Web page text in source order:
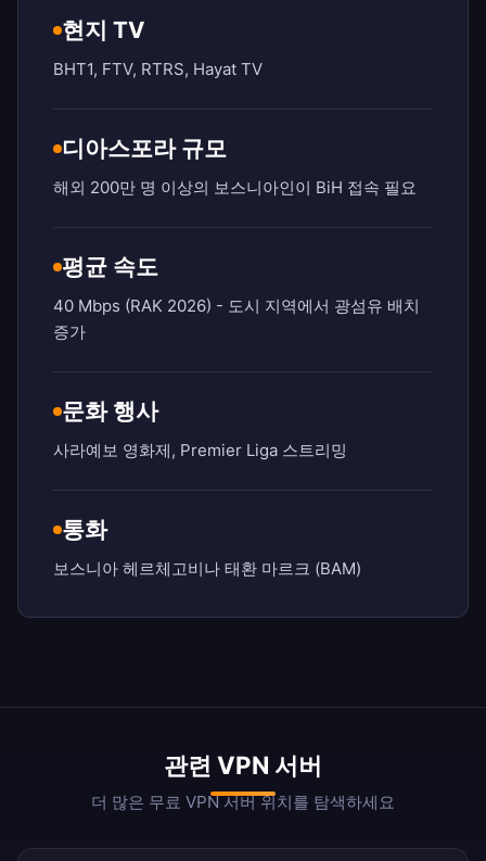
현지 TV
BHT1, FTV, RTRS, Hayat TV
디아스포라 규모
해외 200만 명 이상의 보스니아인이 BiH 접속 필요
평균 속도
40 Mbps (RAK 2026) - 도시 지역에서 광섬유 배치
증가
문화 행사
사라예보 영화제, Premier Liga 스트리밍
통화
보스니아 헤르체고비나 태환 마르크 (BAM)
관련 VPN 서버
더 많은 무료 VPN 서버 위치를 탐색하세요